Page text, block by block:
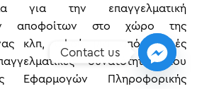
για την επαγγελματική
αποφοίτων στο χώρο της
κλπ, αφού μια από πολλές
δυνατότητες του
Εφαρμογών Πληροφορικής
Contact us